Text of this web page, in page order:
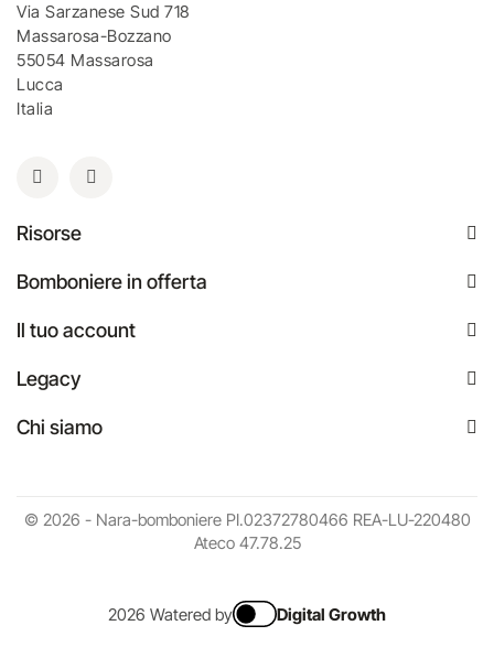
Via Sarzanese Sud 718
Massarosa-Bozzano
55054 Massarosa
Lucca
Italia
Risorse
Bomboniere in offerta
Il tuo account
Legacy
Chi siamo
© 2026 - Nara-bomboniere PI.02372780466 REA-LU-220480
Ateco 47.78.25
2026 Watered by Digital Growth